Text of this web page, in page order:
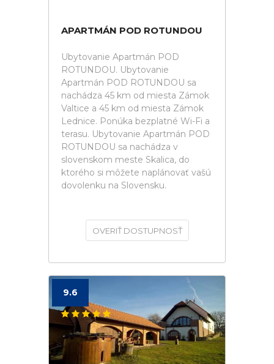
APARTMÁN POD ROTUNDOU
Ubytovanie Apartmán POD
ROTUNDOU. Ubytovanie
Apartmán POD ROTUNDOU sa
nachádza 45 km od miesta Zámok
Valtice a 45 km od miesta Zámok
Lednice. Ponúka bezplatné Wi-Fi a
terasu. Ubytovanie Apartmán POD
ROTUNDOU sa nachádza v
slovenskom meste Skalica, do
ktorého si môžete naplánovať vašú
dovolenku na Slovensku.
OVERIŤ DOSTUPNOSŤ
9.6